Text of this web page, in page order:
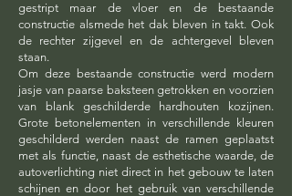
gestript maar de vloer en de bestaande
constructie alsmede het dak bleven in takt. Ook
de rechter zijgevel en de achtergevel bleven
staan.
Om deze bestaande constructie werd modern
jasje van paarse baksteen getrokken en voorzien
van blank geschilderde hardhouten kozijnen.
Grote betonelementen in verschillende kleuren
geschilderd werden naast de ramen geplaatst
met als functie, naast de esthetische waarde, de
autoverlichting niet direct in het gebouw te laten
schijnen en door het gebruik van verschillende